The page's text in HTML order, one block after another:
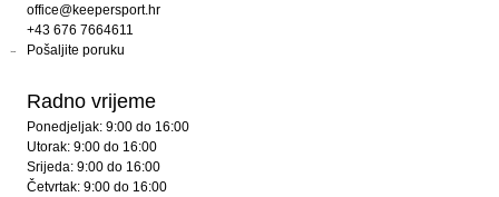
office@keepersport.hr
+43 676 7664611
Pošaljite poruku
Radno vrijeme
Ponedjeljak: 9:00 do 16:00
Utorak: 9:00 do 16:00
Srijeda: 9:00 do 16:00
Četvrtak: 9:00 do 16:00